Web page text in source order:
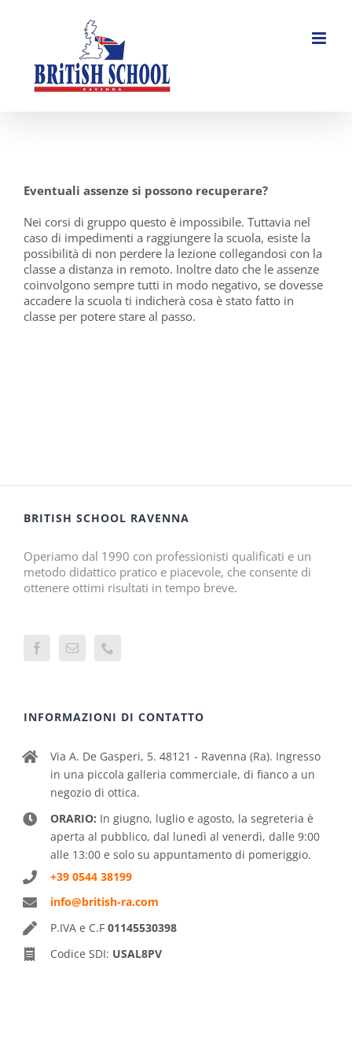
Eventuali assenze si possono recuperare?
Nei corsi di gruppo questo è impossibile. Tuttavia nel
caso di impedimenti a raggiungere la scuola, esiste la
possibilità di non perdere la lezione collegandosi con la
classe a distanza in remoto. Inoltre dato che le assenze
coinvolgono sempre tutti in modo negativo, se dovesse
accadere la scuola ti indicherà cosa è stato fatto in
classe per potere stare al passo.
BRITISH SCHOOL RAVENNA
Operiamo dal 1990 con professionisti qualificati e un
metodo didattico pratico e piacevole, che consente di
ottenere ottimi risultati in tempo breve.
INFORMAZIONI DI CONTATTO
Via A. De Gasperi, 5. 48121 - Ravenna (Ra). Ingresso
in una piccola galleria commerciale, di fianco a un
negozio di ottica.
ORARIO: In giugno, luglio e agosto, la segreteria è
aperta al pubblico, dal lunedì al venerdì, dalle 9:00
alle 13:00 e solo su appuntamento di pomeriggio.
+39 0544 38199
info@british-ra.com
P.IVA e C.F 01145530398
Codice SDI: USAL8PV